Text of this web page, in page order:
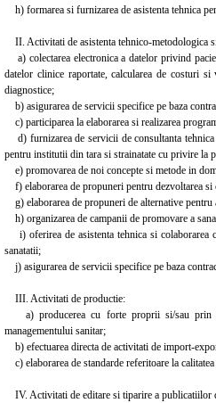
h) formarea si furnizarea de asistenta tehnica
II. Activitati de asistenta tehnico-metodologica
a) colectarea electronica a datelor privind
datelor clinice raportate, calcularea de costuri
diagnostice;
b) asigurarea de servicii specifice pe baza
c) participarea la elaborarea si realizarea
d) furnizarea de servicii de consultanta
pentru institutii din tara si strainatate cu privire la
e) promovarea de noi concepte si metode in
f) elaborarea de propuneri pentru dezvoltarea si
g) elaborarea de propuneri de alternative
h) organizarea de campanii de promovare a
i) oferirea de asistenta tehnica si colaborarea
sanatatii;
j) asigurarea de servicii specifice pe baza
III. Activitati de productie:
a) producerea cu forte proprii si/sau prin
managementului sanitar;
b) efectuarea directa de activitati de import-
c) elaborarea de standarde referitoare la
IV. Activitati de editare si tiparire a publicatiilor